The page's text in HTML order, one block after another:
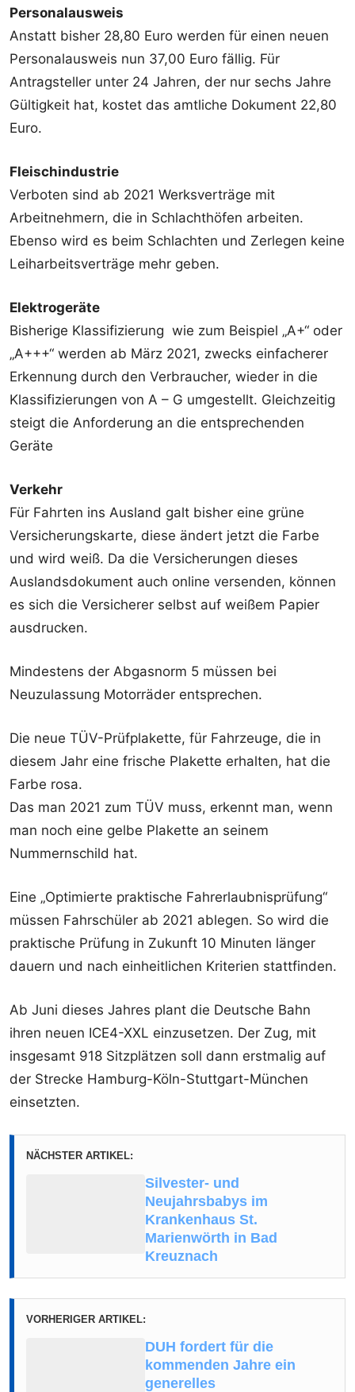
Personalausweis
Anstatt bisher 28,80 Euro werden für einen neuen
Personalausweis nun 37,00 Euro fällig. Für
Antragsteller unter 24 Jahren, der nur sechs Jahre
Gültigkeit hat, kostet das amtliche Dokument 22,80
Euro.
Fleischindustrie
Verboten sind ab 2021 Werksverträge mit
Arbeitnehmern, die in Schlachthöfen arbeiten.
Ebenso wird es beim Schlachten und Zerlegen keine
Leiharbeitsverträge mehr geben.
Elektrogeräte
Bisherige Klassifizierung wie zum Beispiel „A+“ oder
„A+++“ werden ab März 2021, zwecks einfacherer
Erkennung durch den Verbraucher, wieder in die
Klassifizierungen von A – G umgestellt. Gleichzeitig
steigt die Anforderung an die entsprechenden
Geräte
Verkehr
Für Fahrten ins Ausland galt bisher eine grüne
Versicherungskarte, diese ändert jetzt die Farbe
und wird weiß. Da die Versicherungen dieses
Auslandsdokument auch online versenden, können
es sich die Versicherer selbst auf weißem Papier
ausdrucken.
Mindestens der Abgasnorm 5 müssen bei
Neuzulassung Motorräder entsprechen.
Die neue TÜV-Prüfplakette, für Fahrzeuge, die in
diesem Jahr eine frische Plakette erhalten, hat die
Farbe rosa.
Das man 2021 zum TÜV muss, erkennt man, wenn
man noch eine gelbe Plakette an seinem
Nummernschild hat.
Eine „Optimierte praktische Fahrerlaubnisprüfung“
müssen Fahrschüler ab 2021 ablegen. So wird die
praktische Prüfung in Zukunft 10 Minuten länger
dauern und nach einheitlichen Kriterien stattfinden.
Ab Juni dieses Jahres plant die Deutsche Bahn
ihren neuen ICE4-XXL einzusetzen. Der Zug, mit
insgesamt 918 Sitzplätzen soll dann erstmalig auf
der Strecke Hamburg-Köln-Stuttgart-München
einsetzten.
NÄCHSTER ARTIKEL:
Silvester- und
Neujahrsbabys im
Krankenhaus St.
Marienwörth in Bad
Kreuznach
VORHERIGER ARTIKEL:
DUH fordert für die
kommenden Jahre ein
generelles